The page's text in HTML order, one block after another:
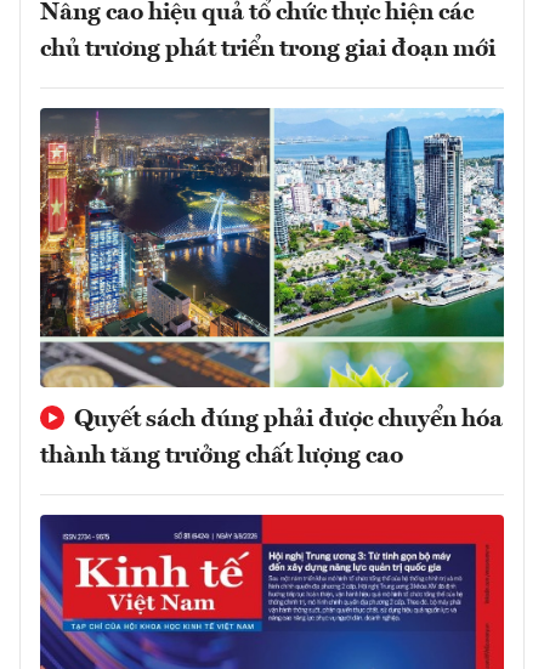
Nâng cao hiệu quả tổ chức thực hiện các
chủ trương phát triển trong giai đoạn mới
Quyết sách đúng phải được chuyển hóa
thành tăng trưởng chất lượng cao